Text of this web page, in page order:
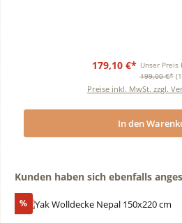
179,10 €* Unser Preis
199,00 €*
Preise inkl. MwSt. zzgl.
In den
Produktgalerie überspringen
Kunden haben sich ebenfalls
%Rabatt